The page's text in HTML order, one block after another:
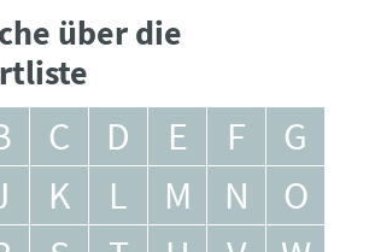
über die
C D E F
G
K L M N
O